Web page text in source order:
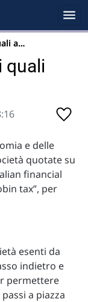
a…
quali
e delle
quotate su
financial
tax”, per
esenti da
indietro e
permettere
a piazza